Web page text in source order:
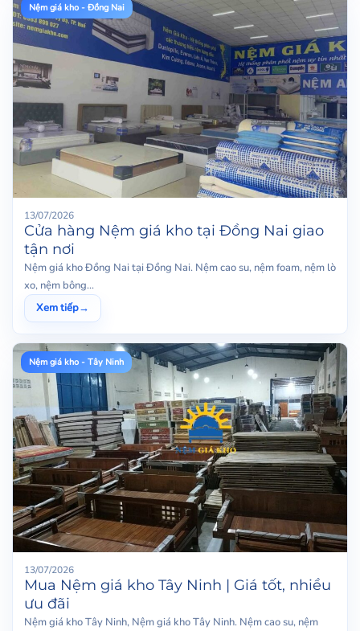
Nệm giá kho - Đồng Nai
13/07/2026
Cửa hàng Nệm giá kho tại Đồng Nai giao
tận nơi
Nệm giá kho Đồng Nai tại Đồng Nai. Nệm cao su, nệm foam, nệm lò
xo, nệm bông...
Xem tiếp→
Nệm giá kho - Tây Ninh
13/07/2026
Mua Nệm giá kho Tây Ninh | Giá tốt, nhiều
ưu đãi
Nệm giá kho Tây Ninh, Nệm giá kho Tây Ninh. Nệm cao su, nệm